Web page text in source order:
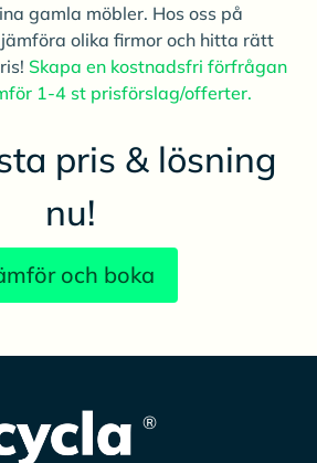
gamla möbler. Hos oss på
jämföra olika firmor och hitta rätt
Skapa en kostnadsfri förfrågan
1-4 st prisförslag/offerter.
pris & lösning
nu!
och boka
®